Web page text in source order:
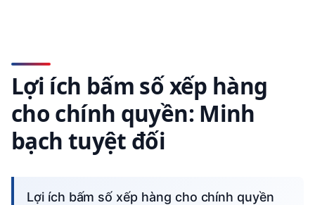
Lợi ích bấm số xếp hàng
cho chính quyền: Minh
bạch tuyệt đối
Lợi ích bấm số xếp hàng cho chính quyền